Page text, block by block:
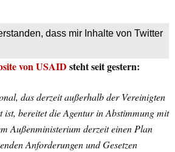
dass mir Inhalte von Twitter
von USAID steht seit gestern:
das derzeit außerhalb der Vereinigten
ist, bereitet die Agentur in Abstimmung mit
Außenministerium derzeit einen Plan
Anforderungen und Gesetzen